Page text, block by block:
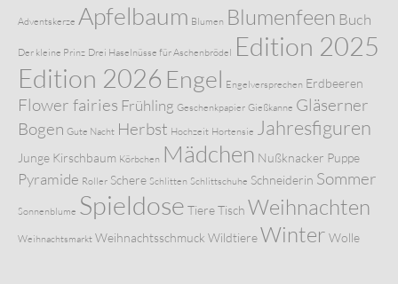
Adventskerze Apfelbaum Blumen Blumenfeen Buch
Der kleine Prinz Drei Haselnüsse für Aschenbrödel Edition 2025
Edition 2026 Engel Engelversprechen Erdbeeren
Flower fairies Frühling Geschenkpapier Gießkanne Gläserner
Bogen Gute Nacht Herbst Hochzeit Hortensie Jahresfiguren
Junge Kirschbaum Körbchen Mädchen Nußknacker Puppe
Pyramide Roller Schere Schlitten Schlittschuhe Schneiderin Sommer
Sonnenblume Spieldose TiereTisch Weihnachten
Weihnachtsmarkt Weihnachtsschmuck WildtiereWinter Wolle